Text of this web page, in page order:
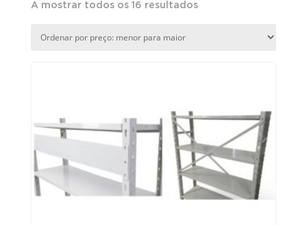
A mostrar todos os 16 resultadosOrdenado